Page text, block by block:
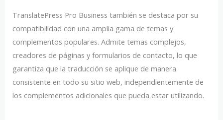
TranslatePress Pro Business también se destaca por su
compatibilidad con una amplia gama de temas y
complementos populares. Admite temas complejos,
creadores de páginas y formularios de contacto, lo que
garantiza que la traducción se aplique de manera
consistente en todo su sitio web, independientemente de
los complementos adicionales que pueda estar utilizando.